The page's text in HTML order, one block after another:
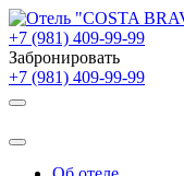
+7 (981) 409-99-99
Забронировать
+7 (981) 409-99-99